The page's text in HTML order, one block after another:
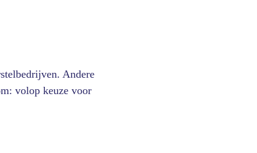
Andere
volop keuze voor